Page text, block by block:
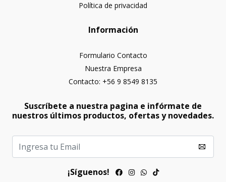
Política de privacidad
Información
Formulario Contacto
Nuestra Empresa
Contacto: +56 9 8549 8135
Suscríbete a nuestra pagina e infórmate de
nuestros últimos productos, ofertas y novedades.
¡Síguenos!